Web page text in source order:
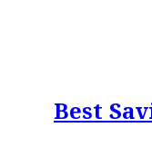
Best